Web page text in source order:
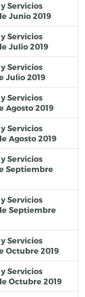
Servicios
Junio 2019
Servicios
Julio 2019
Servicios
Julio 2019
Servicios
Agosto 2019
Servicios
Agosto 2019
Servicios
Septiembre
Servicios
Septiembre
Servicios
Octubre 2019
Servicios
Octubre 2019